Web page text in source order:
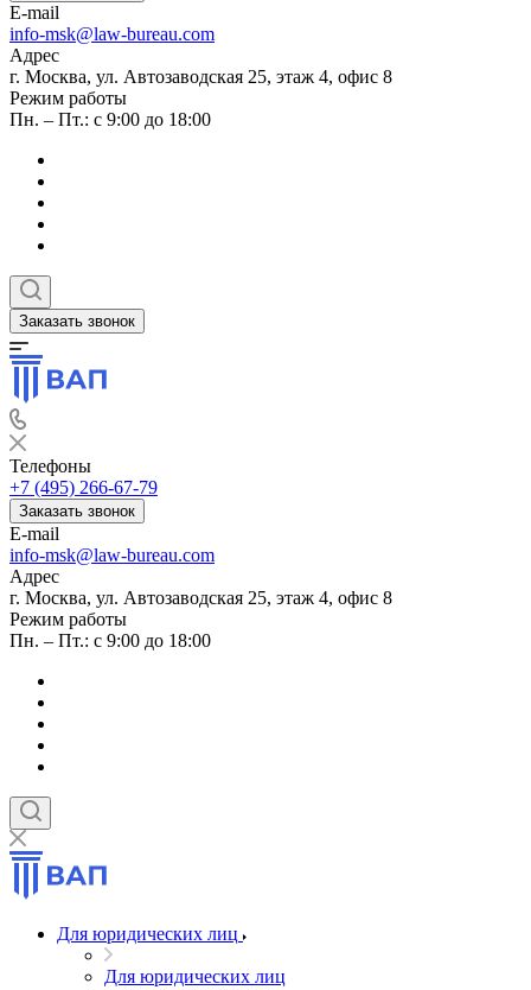
E-mail
info-msk@law-bureau.com
Адрес
г. Москва, ул. Автозаводская 25, этаж 4, офис 8
Режим работы
Пн. – Пт.: с 9:00 до 18:00
Заказать звонок
Телефоны
+7 (495) 266-67-79
Заказать звонок
E-mail
info-msk@law-bureau.com
Адрес
г. Москва, ул. Автозаводская 25, этаж 4, офис 8
Режим работы
Пн. – Пт.: с 9:00 до 18:00
Для юридических лиц
Для юридических лиц